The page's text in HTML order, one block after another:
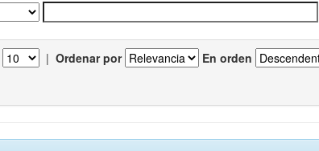
| Ordenar por En orden